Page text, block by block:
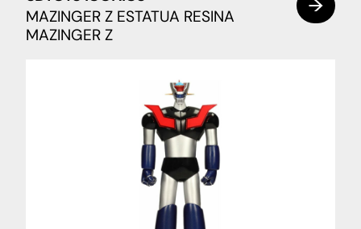
MAZINGER Z ESTATUA RESINA
MAZINGER Z